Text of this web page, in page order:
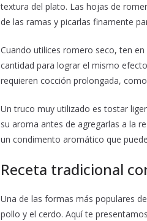
textura del plato. Las hojas de
de las ramas y picarlas finamente
Cuando utilices romero seco, ten
cantidad para lograr el mismo
requieren cocción prolongada,
Un truco muy utilizado es tostar
su aroma antes de agregarlas a la
un condimento aromático que
Receta tradicional
Una de las formas más populares
pollo y el cerdo. Aquí te